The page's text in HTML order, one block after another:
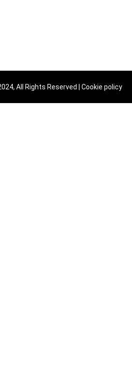
All Rights Reserved | Cookie policy